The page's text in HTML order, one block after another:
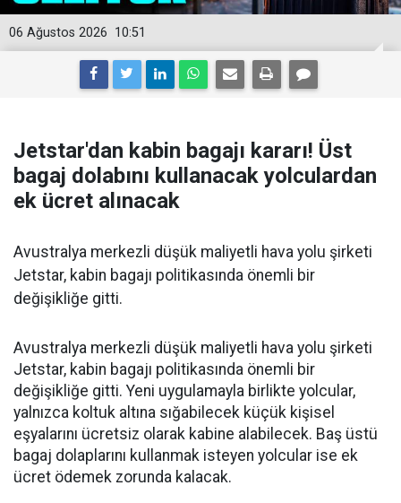
10:51
06 Ağustos 2026
Jetstar'dan kabin bagajı kararı! Üst
bagaj dolabını kullanacak yolculardan
ek ücret alınacak
Avustralya merkezli düşük maliyetli hava yolu şirketi
Jetstar, kabin bagajı politikasında önemli bir
değişikliğe gitti.
Avustralya merkezli düşük maliyetli hava yolu şirketi
Jetstar, kabin bagajı politikasında önemli bir
değişikliğe gitti. Yeni uygulamayla birlikte yolcular,
yalnızca koltuk altına sığabilecek küçük kişisel
eşyalarını ücretsiz olarak kabine alabilecek. Baş üstü
bagaj dolaplarını kullanmak isteyen yolcular ise ek
ücret ödemek zorunda kalacak.